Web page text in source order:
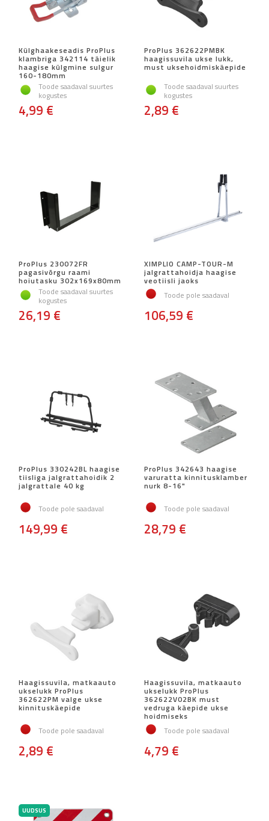
Külghaakeseadis ProPlus
klambriga 342114 täielik
haagise külgmine sulgur
160-180mm
Toode saadaval suurtes
kogustes
4,99 €
ProPlus 362622PMBK
haagissuvila ukse lukk,
must uksehoidmiskäepide
Toode saadaval suurtes
kogustes
2,89 €
ProPlus 230072FR
pagasivõrgu raami
hoiutasku 302x169x80mm
Toode saadaval suurtes
kogustes
26,19 €
XIMPLIO CAMP-TOUR-M
jalgrattahoidja haagise
veotiisli jaoks
Toode pole saadaval
106,59 €
ProPlus 330242BL haagise
tiisliga jalgrattahoidik 2
jalgrattale 40 kg
Toode pole saadaval
149,99 €
ProPlus 342643 haagise
varuratta kinnitusklamber
nurk 8-16"
Toode pole saadaval
28,79 €
Haagissuvila, matkaauto
ukselukk ProPlus
362622PM valge ukse
kinnituskäepide
Toode pole saadaval
2,89 €
Haagissuvila, matkaauto
ukselukk ProPlus
362622V02BK must
vedruga käepide ukse
hoidmiseks
Toode pole saadaval
4,79 €
UUDSUS